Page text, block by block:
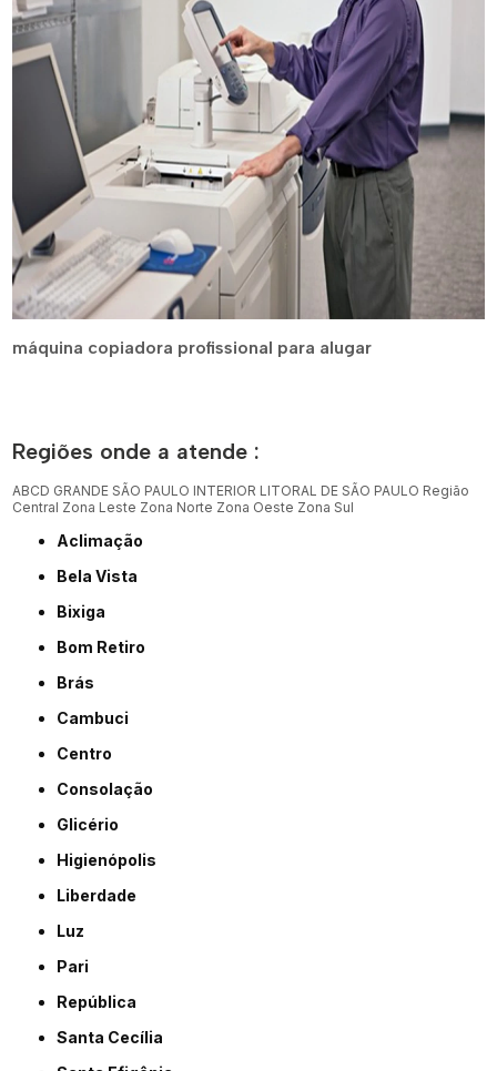
máquina copiadora profissional para alugar
Regiões onde a atende :
ABCD GRANDE SÃO PAULO INTERIOR LITORAL DE SÃO PAULO Região
Central Zona Leste Zona Norte Zona Oeste Zona Sul
Aclimação
Bela Vista
Bixiga
Bom Retiro
Brás
Cambuci
Centro
Consolação
Glicério
Higienópolis
Liberdade
Luz
Pari
República
Santa Cecília